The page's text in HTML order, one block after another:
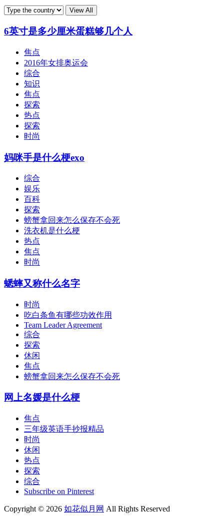
6英寸是多少厘米蛋糕够几个人
焦点
2016年女排奥运会
综合
知识
焦点
探索
热点
探索
时尚
妈咪手是什么梗exo
综合
娱乐
百科
探索
螃蟹拿回来怎么保存不会死
洗衣机是什么梗
热点
焦点
时尚
蟋蟀又称什么名字
时尚
吃白条鱼有哪些功效作用
Team Leader Agreement
综合
探索
休闲
焦点
螃蟹拿回来怎么保存不会死
网上名媛是什么梗
焦点
三年级英语手抄报精品
时尚
休闲
热点
探索
综合
Subscribe on Pinterest
Copyright © 2026 如花似月网 All Rights Reserved